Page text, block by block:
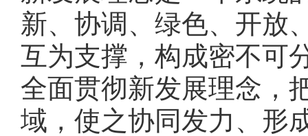
新、协调、绿色、开放
互为支撑，构成密不可
全面贯彻新发展理念，
域，使之协同发力、形